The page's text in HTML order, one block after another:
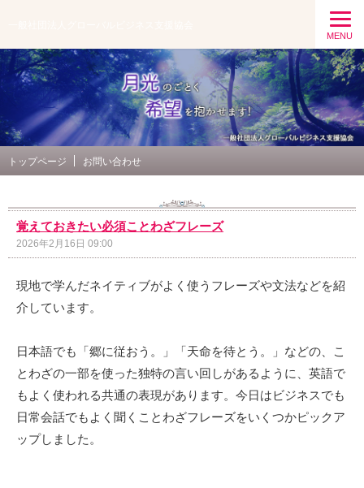
MENU
トップページ お問い合わせ
覚えておきたい必須ことわざフレーズ
2026年2月16日 09:00
現地で学んだネイティブがよく使うフレーズや文法などを紹
介しています。
日本語でも「郷に従おう。」「天命を待とう。」などの、こ
とわざの一部を使った独特の言い回しがあるように、英語で
もよく使われる共通の表現があります。今日はビジネスでも
日常会話でもよく聞くことわざフレーズをいくつかピックア
ップしました。